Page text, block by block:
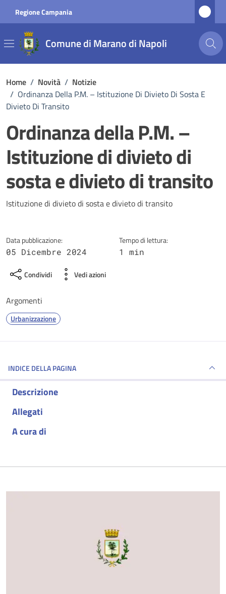
Regione Campania
Comune di Marano di Napoli
Home / Novità / Notizie
/ Ordinanza Della P.M. – Istituzione Di Divieto Di Sosta E
Divieto Di Transito
Ordinanza della P.M. –
Istituzione di divieto di
sosta e divieto di transito
Dettagli della notizia
Istituzione di divieto di sosta e divieto di transito
Data pubblicazione:
05 Dicembre 2024
Tempo di lettura:
1 min
Condividi Vedi azioni
Argomenti
Urbanizzazione
INDICE DELLA PAGINA
Descrizione
Allegati
A cura di